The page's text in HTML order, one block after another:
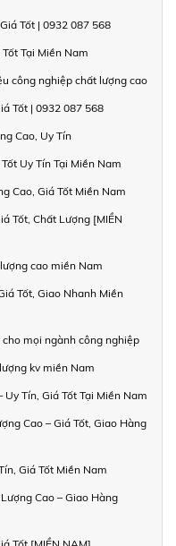
Tốt | 0932 087 568
Tại Miền Nam
công nghiệp chất lượng cao
Tốt | 0932 087 568
Cao, Uy Tín
Uy Tín Tại Miền Nam
Cao, Giá Tốt Miền Nam
Tốt, Chất Lượng [MIỀN
cao miền Nam
Tốt, Giao Nhanh Miền
mọi ngành công nghiệp
kv miền Nam
Tín, Giá Tốt Tại Miền Nam
Cao – Giá Tốt, Giao Hàng
Giá Tốt Miền Nam
Cao – Giao Hàng